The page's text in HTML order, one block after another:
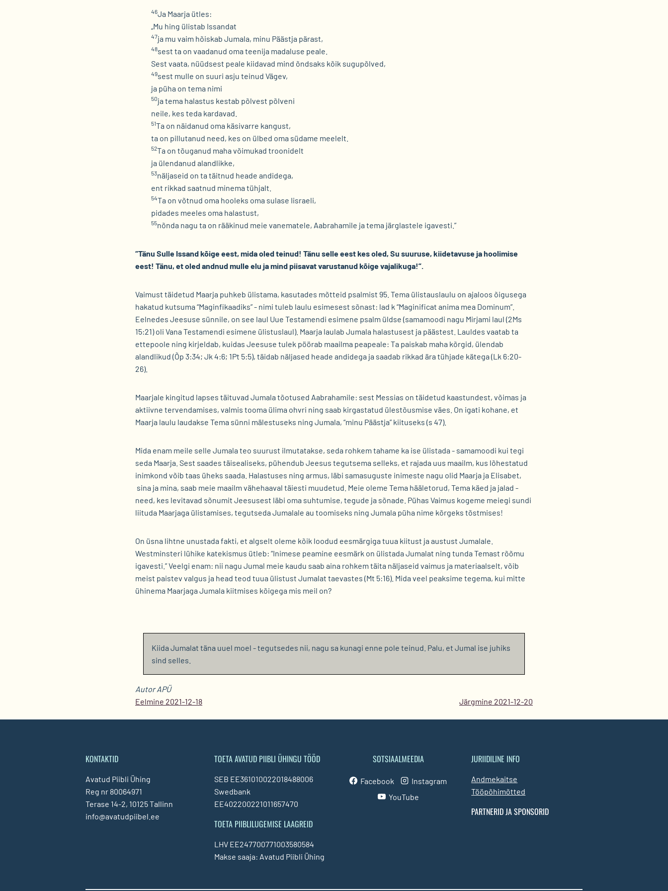
46Ja Maarja ütles:
„Mu hing ülistab Issandat
47ja mu vaim hõiskab Jumala, minu Päästja pärast,
48sest ta on vaadanud oma teenija madaluse peale.
Sest vaata, nüüdsest peale kiidavad mind õndsaks kõik sugupõlved,
49sest mulle on suuri asju teinud Vägev,
ja püha on tema nimi
50ja tema halastus kestab põlvest põlveni
neile, kes teda kardavad.
51Ta on näidanud oma käsivarre kangust,
ta on pillutanud need, kes on ülbed oma südame meelelt.
52Ta on tõuganud maha võimukad troonidelt
ja ülendanud alandlikke,
53näljaseid on ta täitnud heade andidega,
ent rikkad saatnud minema tühjalt.
54Ta on võtnud oma hooleks oma sulase Iisraeli,
pidades meeles oma halastust,
55nõnda nagu ta on rääkinud meie vanematele, Aabrahamile ja tema järglastele igavesti.”
“Tänu Sulle Issand kõige eest, mida oled teinud! Tänu selle eest kes oled, Su suuruse, kiidetavuse ja hoolimise
eest! Tänu, et oled andnud mulle elu ja mind piisavat varustanud kõige vajalikuga!”.
Vaimust täidetud Maarja puhkeb ülistama, kasutades mõtteid psalmist 95. Tema ülistauslaulu on ajaloos õigusega
hakatud kutsuma “Maginfikaadiks” - nimi tuleb laulu esimesest sõnast: lad k “Maginificat anima mea Dominum”.
Eelnedes Jeesuse sünnile, on see laul Uue Testamendi esimene psalm üldse (samamoodi nagu Mirjami laul (2Ms
15:21) oli Vana Testamendi esimene ülistuslaul). Maarja laulab Jumala halastusest ja päästest. Lauldes vaatab ta
ettepoole ning kirjeldab, kuidas Jeesuse tulek pöörab maailma peapeale: Ta paiskab maha kõrgid, ülendab
alandlikud (Õp 3:34; Jk 4:6; 1Pt 5:5), täidab näljased heade andidega ja saadab rikkad ära tühjade kätega (Lk 6:20-
26).
Maarjale kingitud lapses täituvad Jumala tõotused Aabrahamile: sest Messias on täidetud kaastundest, võimas ja
aktiivne tervendamises, valmis tooma ülima ohvri ning saab kirgastatud ülestõusmise väes. On igati kohane, et
Maarja laulu laudakse Tema sünni mälestuseks ning Jumala, “minu Päästja” kiituseks (s 47).
Mida enam meile selle Jumala teo suurust ilmutatakse, seda rohkem tahame ka ise ülistada - samamoodi kui tegi
seda Maarja. Sest saades täisealiseks, pühendub Jeesus tegutsema selleks, et rajada uus maailm, kus lõhestatud
inimkond võib taas üheks saada. Halastuses ning armus, läbi samasuguste inimeste nagu olid Maarja ja Elisabet,
sina ja mina, saab meie maailm vähehaaval täiesti muudetud. Meie oleme Tema hääletorud, Tema käed ja jalad -
need, kes levitavad sõnumit Jeesusest läbi oma suhtumise, tegude ja sõnade. Pühas Vaimus kogeme meiegi sundi
liituda Maarjaga ülistamises, tegutseda Jumalale au toomiseks ning Jumala püha nime kõrgeks tõstmises!
On üsna lihtne unustada fakti, et algselt oleme kõik loodud eesmärgiga tuua kiitust ja austust Jumalale.
Westminsteri lühike katekismus ütleb: “Inimese peamine eesmärk on ülistada Jumalat ning tunda Temast rõõmu
igavesti.” Veelgi enam: nii nagu Jumal meie kaudu saab aina rohkem täita näljaseid vaimus ja materiaalselt, võib
meist paistev valgus ja head teod tuua ülistust Jumalat taevastes (Mt 5:16). Mida veel peaksime tegema, kui mitte
ühinema Maarjaga Jumala kiitmises kõigega mis meil on?
Kiida Jumalat täna uuel moel - tegutsedes nii, nagu sa kunagi enne pole teinud. Palu, et Jumal ise juhiks
sind selles.
Autor APÜ
Eelmine 2021-12-18
Järgmine 2021-12-20
KONTAKTID
Avatud Piibli Ühing
Reg nr 80064971
Terase 14-2, 10125 Tallinn
info@avatudpiibel.ee
TOETA AVATUD PIIBLI ÜHINGU TÖÖD
SEB EE361010022018488006
Swedbank
EE402200221011657470
TOETA PIIBLILUGEMISE LAAGREID
LHV EE247700771003580584
Makse saaja: Avatud Piibli Ühing
SOTSIAALMEEDIA
Facebook
Instagram
YouTube
JURIIDILINE INFO
Andmekaitse
Tööpõhimõtted
PARTNERID JA SPONSORID